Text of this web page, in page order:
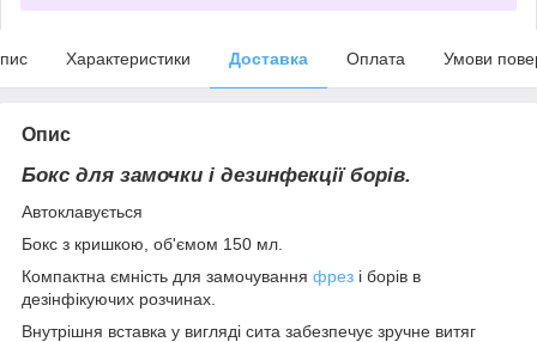
Характеристики Доставка Оплата Умови
Опис
Бокс для замочки і дезинфекції борів.
Автоклавується
Бокс з кришкою, об'ємом 150 мл.
Компактна ємність для замочування фрез і борів в
дезінфікуючих розчинах.
Внутрішня вставка у вигляді сита забезпечує зручне витяг